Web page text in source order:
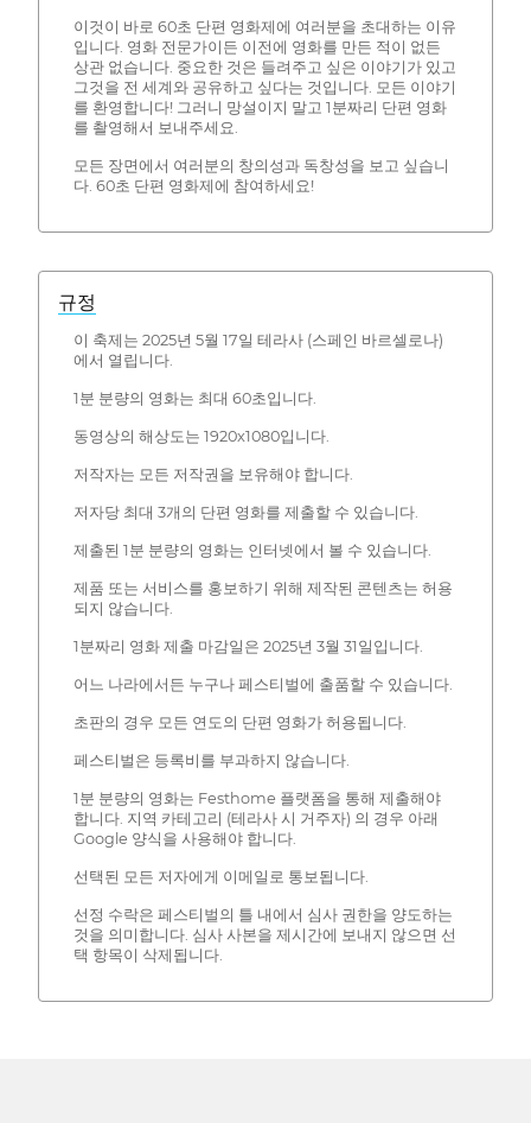
이것이 바로 60초 단편 영화제에 여러분을 초대하는 이유
입니다. 영화 전문가이든 이전에 영화를 만든 적이 없든
상관 없습니다. 중요한 것은 들려주고 싶은 이야기가 있고
그것을 전 세계와 공유하고 싶다는 것입니다. 모든 이야기
를 환영합니다! 그러니 망설이지 말고 1분짜리 단편 영화
를 촬영해서 보내주세요.
모든 장면에서 여러분의 창의성과 독창성을 보고 싶습니
다. 60초 단편 영화제에 참여하세요!
규정
이 축제는 2025년 5월 17일 테라사 (스페인 바르셀로나)
에서 열립니다.
1분 분량의 영화는 최대 60초입니다.
동영상의 해상도는 1920x1080입니다.
저작자는 모든 저작권을 보유해야 합니다.
저자당 최대 3개의 단편 영화를 제출할 수 있습니다.
제출된 1분 분량의 영화는 인터넷에서 볼 수 있습니다.
제품 또는 서비스를 홍보하기 위해 제작된 콘텐츠는 허용
되지 않습니다.
1분짜리 영화 제출 마감일은 2025년 3월 31일입니다.
어느 나라에서든 누구나 페스티벌에 출품할 수 있습니다.
초판의 경우 모든 연도의 단편 영화가 허용됩니다.
페스티벌은 등록비를 부과하지 않습니다.
1분 분량의 영화는 Festhome 플랫폼을 통해 제출해야
합니다. 지역 카테고리 (테라사 시 거주자) 의 경우 아래
Google 양식을 사용해야 합니다.
선택된 모든 저자에게 이메일로 통보됩니다.
선정 수락은 페스티벌의 틀 내에서 심사 권한을 양도하는
것을 의미합니다. 심사 사본을 제시간에 보내지 않으면 선
택 항목이 삭제됩니다.